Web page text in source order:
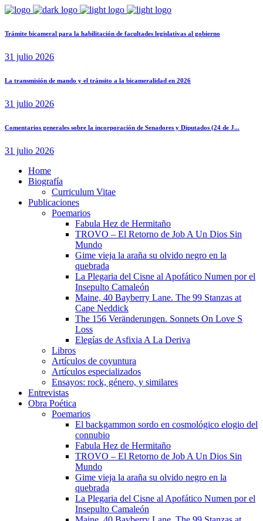
Trámite bicameral para la habilitación de facultades legislativas al gobierno
31 julio 2026
La transmisión de mando y el tránsito a la bicameralidad en 2026
31 julio 2026
Comentarios generales sobre la incorporación de Senadores y Diputados (24 de J...
31 julio 2026
Home
Biografía
Curriculum Vitae​
Publicaciones
Poemarios
Fabula Hez de Hermitaño
TROVO – El Retorno de Job A Un Dios Sin
Mundo
Gime vieja la araña su olvido negro en la
quebrada
La Plegaria del Cisne al Apofático Numen por el
Insepulto Camaleón
Maine, 40 Bayberry Lane. The 99 Stanzas at
Cape Neddick
The 156 Veränderungen. Sonnets On Love S
Loss
Elegías de Asfixia A La Deriva
Libros
Artículos de coyuntura
Artículos especializados
Ensayos: rock, género, y similares
Entrevistas
Obra Poética
Poemarios
El backgammon sordo en cosmológico elogio del
connubio
Fabula Hez de Hermitaño
TROVO – El Retorno de Job A Un Dios Sin
Mundo
Gime vieja la araña su olvido negro en la
quebrada
La Plegaria del Cisne al Apofático Numen por el
Insepulto Camaleón